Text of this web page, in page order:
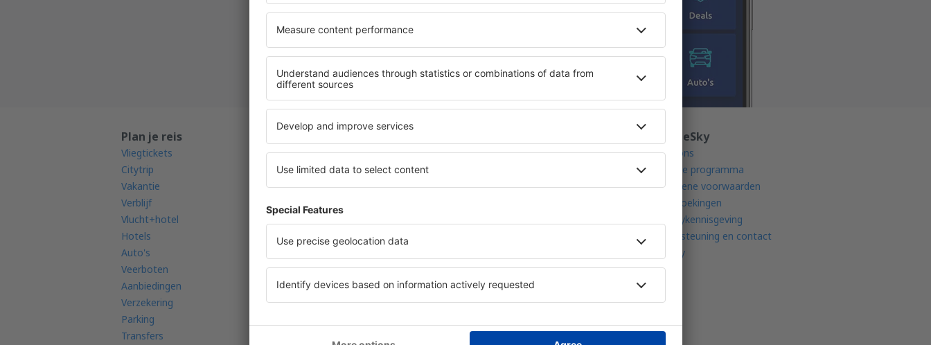
Nieuwe dagelijkse deals binnen handbereik
Al uw boekingen op één plek
Plan je reis
Vliegtickets
Citytrip
Vakantie
Verblijf
Vlucht+hotel
Hotels
Auto's
Veerboten
Aanbiedingen
Verzekering
Parking
Transfers
Kom meer te weten
Vluchtenradar
Luchtvaartmaatschappijen
Nationale luchtvaartmaatschappijen
Luchtvaartmaatschappijen -
Vliegvelden
Bagage - informatie
FAQ - Reistips
Brussels Airlines
Wizz Air
easyJet
SKY express
Turkish Airlines
Over eSky
Over ons
Affiliate programma
Algemene voorwaarden
Mijn boekingen
Privacykennisgeving
Ondersteuning en contact
Privacy